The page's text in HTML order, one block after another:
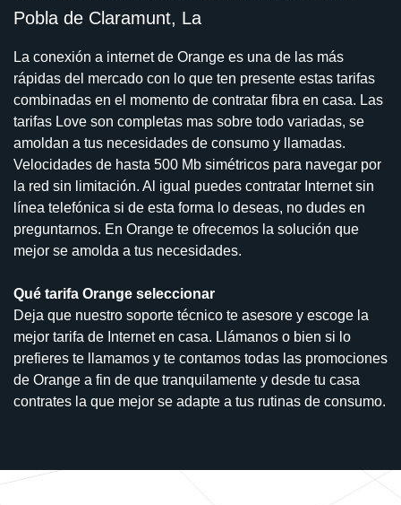
Pobla de Claramunt, La
La conexión a internet de Orange es una de las más
rápidas del mercado con lo que ten presente estas tarifas
combinadas en el momento de contratar fibra en casa. Las
tarifas Love son completas mas sobre todo variadas, se
amoldan a tus necesidades de consumo y llamadas.
Velocidades de hasta 500 Mb simétricos para navegar por
la red sin limitación. Al igual puedes contratar Internet sin
línea telefónica si de esta forma lo deseas, no dudes en
preguntarnos. En Orange te ofrecemos la solución que
mejor se amolda a tus necesidades.
Qué tarifa Orange seleccionar
Deja que nuestro soporte técnico te asesore y escoge la
mejor tarifa de Internet en casa. Llámanos o bien si lo
prefieres te llamamos y te contamos todas las promociones
de Orange a fin de que tranquilamente y desde tu casa
contrates la que mejor se adapte a tus rutinas de consumo.